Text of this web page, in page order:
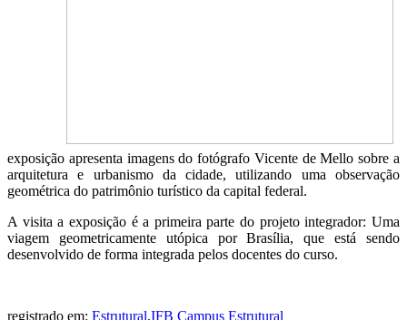
exposição apresenta imagens do fotógrafo Vicente de Mello sobre a
arquitetura e urbanismo da cidade, utilizando uma observação
geométrica do patrimônio turístico da capital federal.
A visita a exposição é a primeira parte do projeto integrador: Uma
viagem geometricamente utópica por Brasília, que está sendo
desenvolvido de forma integrada pelos docentes do curso.
registrado em: Estrutural,IFB Campus Estrutural